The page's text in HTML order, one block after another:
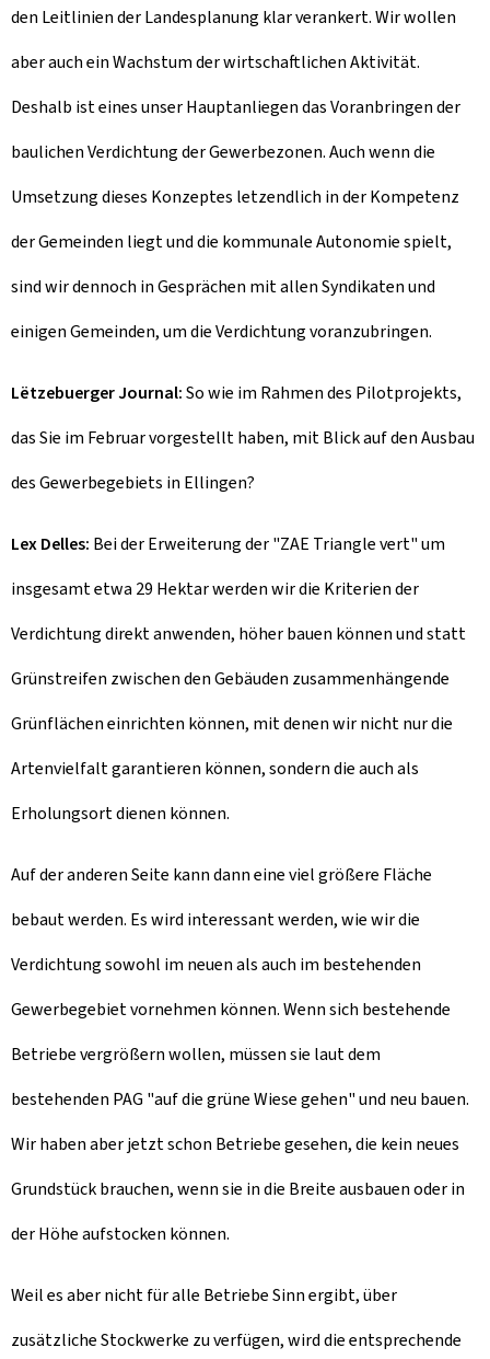
den Leitlinien der Landesplanung klar verankert. Wir wollen
aber auch ein Wachstum der wirtschaftlichen Aktivität.
Deshalb ist eines unser Hauptanliegen das Voranbringen der
baulichen Verdichtung der Gewerbezonen. Auch wenn die
Umsetzung dieses Konzeptes letzendlich in der Kompetenz
der Gemeinden liegt und die kommunale Autonomie spielt,
sind wir dennoch in Gesprächen mit allen Syndikaten und
einigen Gemeinden, um die Verdichtung voranzubringen.
Lëtzebuerger Journal:So wie im Rahmen des Pilotprojekts,
das Sie im Februar vorgestellt haben, mit Blick auf den Ausbau
des Gewerbegebiets in Ellingen?
Lex Delles: Bei der Erweiterung der "ZAE Triangle vert" um
insgesamt etwa 29 Hektar werden wir die Kriterien der
Verdichtung direkt anwenden, höher bauen können und statt
Grünstreifen zwischen den Gebäuden zusammenhängende
Grünflächen einrichten können, mit denen wir nicht nur die
Artenvielfalt garantieren können, sondern die auch als
Erholungsort dienen können.
Auf der anderen Seite kann dann eine viel größere Fläche
bebaut werden. Es wird interessant werden, wie wir die
Verdichtung sowohl im neuen als auch im bestehenden
Gewerbegebiet vornehmen können. Wenn sich bestehende
Betriebe vergrößern wollen, müssen sie laut dem
bestehenden PAG "auf die grüne Wiese gehen" und neu bauen.
Wir haben aber jetzt schon Betriebe gesehen, die kein neues
Grundstück brauchen, wenn sie in die Breite ausbauen oder in
der Höhe aufstocken können.
Weil es aber nicht für alle Betriebe Sinn ergibt, über
zusätzliche Stockwerke zu verfügen, wird die entsprechende